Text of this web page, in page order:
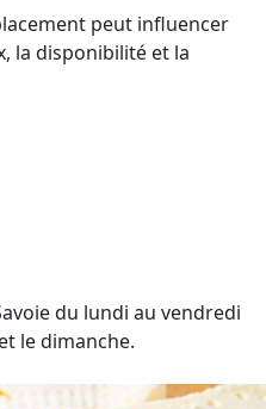
peut influencer
la disponibilité et la
du lundi au vendredi
le dimanche.